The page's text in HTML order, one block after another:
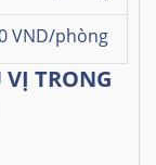
VND/phòng
TRONG